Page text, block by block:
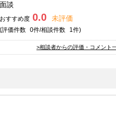
面談
おすすめ度 0.0 未評価
(評価件数 0件/相談件数 1件)
>相談者からの評価・コメント